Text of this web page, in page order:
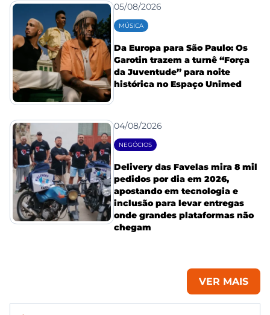
05/08/2026
MÚSICA
Da Europa para São Paulo: Os
Garotin trazem a turnê “Força
da Juventude” para noite
histórica no Espaço Unimed
04/08/2026
NEGÓCIOS
Delivery das Favelas mira 8 mil
pedidos por dia em 2026,
apostando em tecnologia e
inclusão para levar entregas
onde grandes plataformas não
chegam
VER MAIS